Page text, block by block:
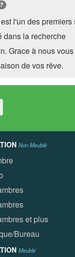
l'un des premiers
dans la recherche
Grace à nous vous
de vos rêve.
Non Meublé
et plus
Bureau
Meublé